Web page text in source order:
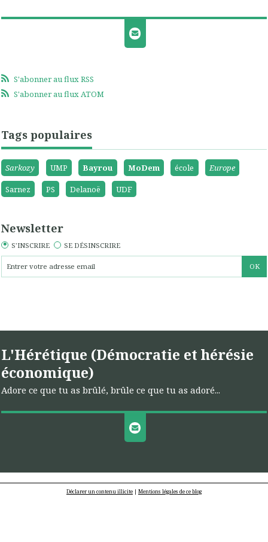
S'abonner au flux RSS
S'abonner au flux ATOM
Tags populaires
Sarkozy UMP Bayrou MoDem école
Europe
Sarnez
PS Delanoë UDF
Newsletter
S'INSCRIRE SE DÉSINSCRIRE
L'Hérétique (Démocratie et hérésie
économique)
Adore ce que tu as brûlé, brûle ce que tu as adoré...
Déclarer un contenu illicite | Mentions légales de ce blog